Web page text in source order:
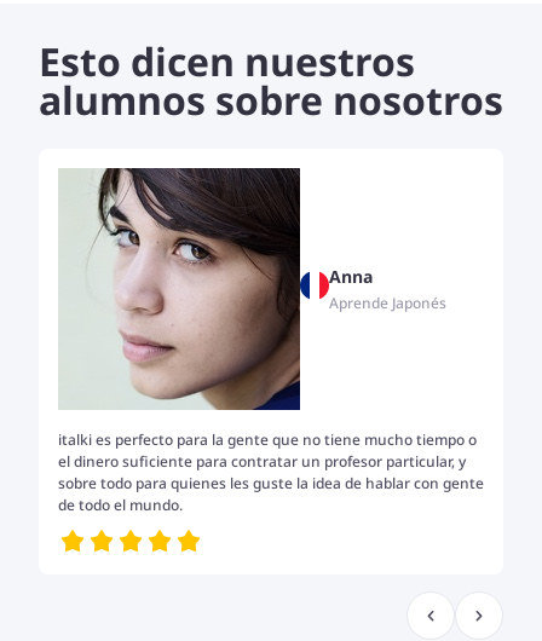
Esto dicen nuestros
alumnos sobre nosotros
Anna
Aprende Japonés
italki es perfecto para la gente que no tiene mucho tiempo o
el dinero suficiente para contratar un profesor particular, y
sobre todo para quienes les guste la idea de hablar con gente
de todo el mundo.